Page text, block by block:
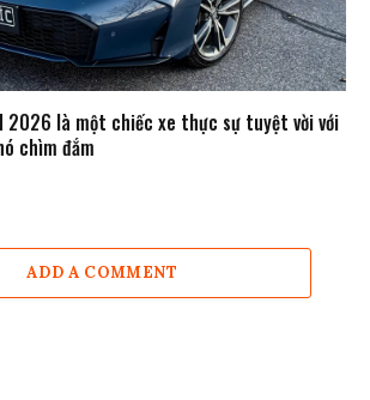
2026 là một chiếc xe thực sự tuyệt vời với
chìm đắm
ADD A COMMENT